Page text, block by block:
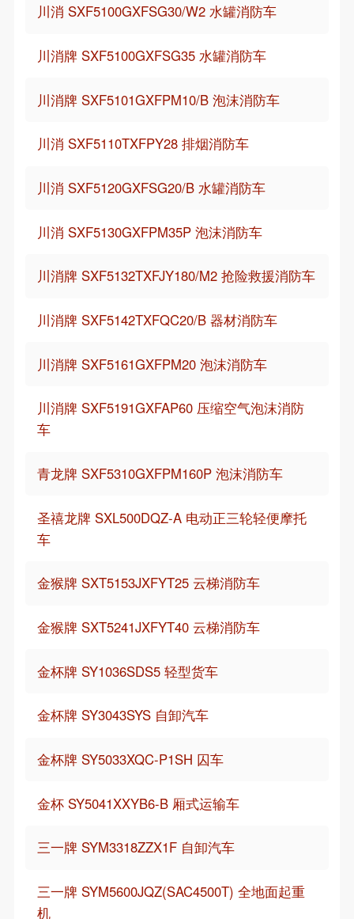
川消 SXF5100GXFSG30/W2 水罐消防车
川消牌 SXF5100GXFSG35 水罐消防车
川消牌 SXF5101GXFPM10/B 泡沫消防车
川消 SXF5110TXFPY28 排烟消防车
川消 SXF5120GXFSG20/B 水罐消防车
川消 SXF5130GXFPM35P 泡沫消防车
川消牌 SXF5132TXFJY180/M2 抢险救援消防车
川消牌 SXF5142TXFQC20/B 器材消防车
川消牌 SXF5161GXFPM20 泡沫消防车
川消牌 SXF5191GXFAP60 压缩空气泡沫消防
车
青龙牌 SXF5310GXFPM160P 泡沫消防车
圣禧龙牌 SXL500DQZ-A 电动正三轮轻便摩托
车
金猴牌 SXT5153JXFYT25 云梯消防车
金猴牌 SXT5241JXFYT40 云梯消防车
金杯牌 SY1036SDS5 轻型货车
金杯牌 SY3043SYS 自卸汽车
金杯牌 SY5033XQC-P1SH 囚车
金杯 SY5041XXYB6-B 厢式运输车
三一牌 SYM3318ZZX1F 自卸汽车
三一牌 SYM5600JQZ(SAC4500T) 全地面起重
机